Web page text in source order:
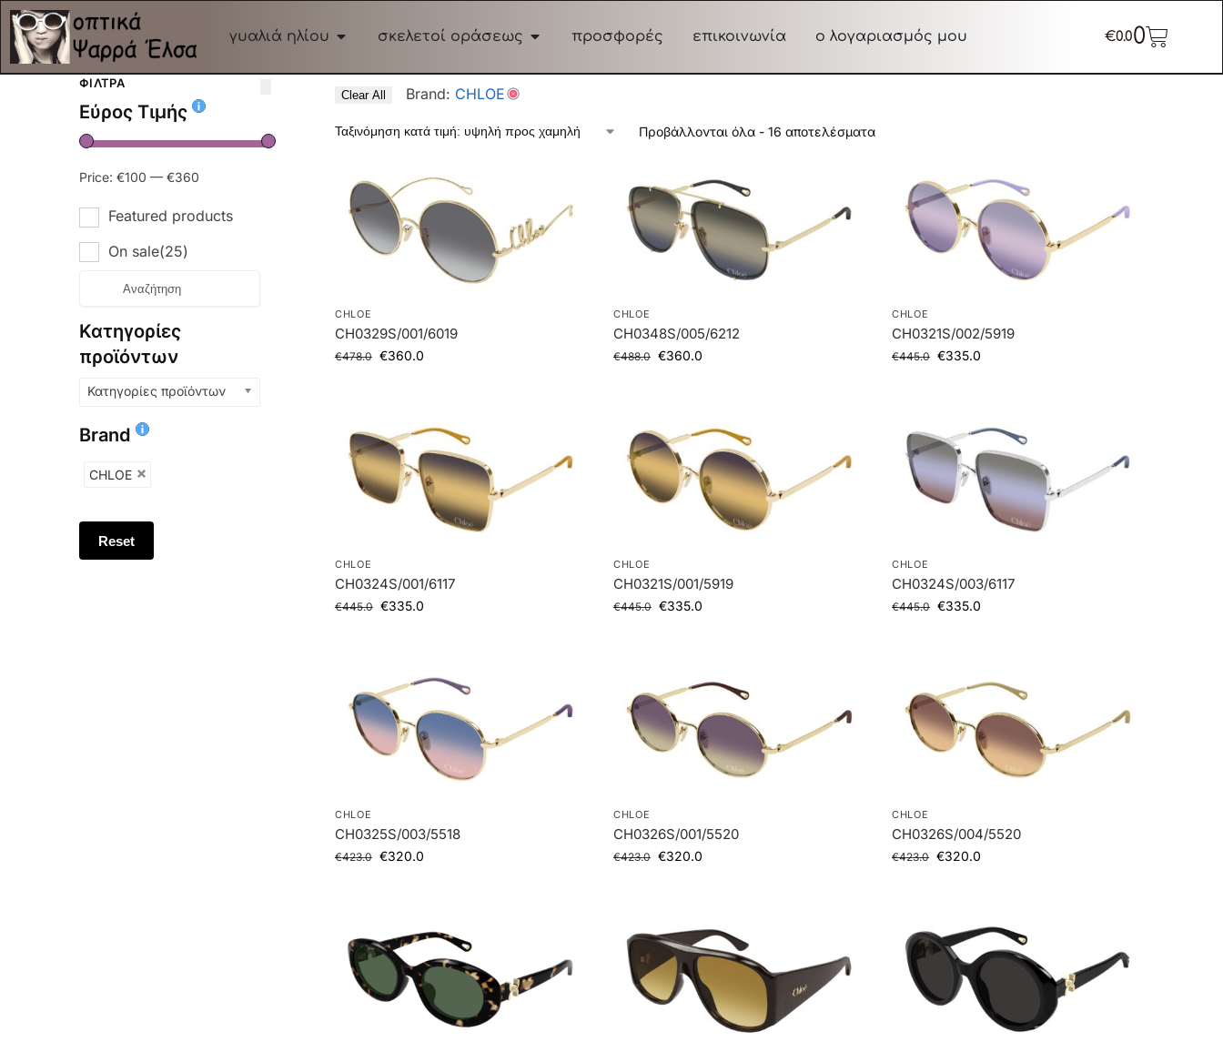
γυαλιά ηλίου σκελετοί οράσεως προσφορές επικοινωνία ο λογαριασμός μου €0.00
Clear All Brand: CHLOE
Προβάλλονται όλα - 16 αποτελέσματα
CHLOE
CH0329S/001/6019
€478.0 €360.0
CHLOE
CH0348S/005/6212
€488.0 €360.0
CHLOE
CH0321S/002/5919
€445.0 €335.0
CHLOE
CH0324S/001/6117
€445.0 €335.0
CHLOE
CH0321S/001/5919
€445.0 €335.0
CHLOE
CH0324S/003/6117
€445.0 €335.0
CHLOE
CH0325S/003/5518
€423.0 €320.0
CHLOE
CH0326S/001/5520
€423.0 €320.0
CHLOE
CH0326S/004/5520
€423.0 €320.0
ΦΊΛΤΡΑ
Εύρος Τιμής
Price: €100 — €360
Featured products
On sale(25)
Κατηγορίες
προϊόντων
Κατηγορίες προϊόντων
Brand
CHLOE
Reset